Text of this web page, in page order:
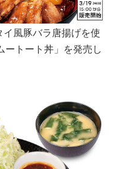
風豚バラ唐揚げを使
ートート丼」を発売し